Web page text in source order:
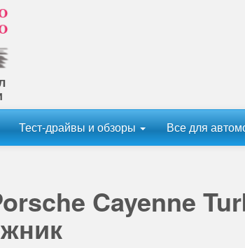
Тест-драйвы и обзоры Все для
Cayenne